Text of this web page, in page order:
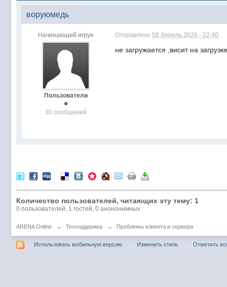
воруюмедь
Начинающий игрун
Пользователи
30 сообщений
Отправлено 08 Апрель 2026 - 22:40
не загружается ,висит на загрузке
Количество пользователей, читающих эту тему: 1
0 пользователей, 1 гостей, 0 анононимных
ARENA Online → Техподдержка → Проблемы клиента и сервера
Использовать мобильную версию Изменить стиль Отметить